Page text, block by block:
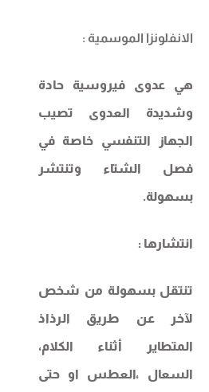
الانفلونزا الموسمية:
هي عدوى فيروسية حادة
وشديدة العدوى تصيب
الجهاز التنفسي خاصة في
فصل الشتاء وتنتشر
بسهولة.
انتشارها :
تنتقل بسهولة من شخص
لآخر عن طريق الرذاذ
المتطاير أثناء الكلام،
السعال ،العطس او حتى